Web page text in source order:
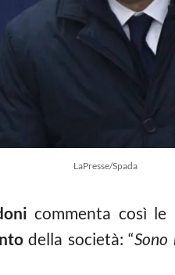
LaPresse/Spada
commenta così
della società: “Sono